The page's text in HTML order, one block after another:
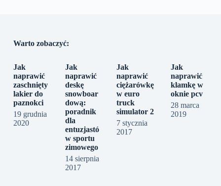
Warto zobaczyć:
Jak
naprawić
zaschnięty
lakier do
paznokci
19 grudnia
2020
Jak
naprawić
deskę
snowboar
dową:
poradnik
dla
entuzjastó
w sportu
zimowego
14 sierpnia
2017
Jak
naprawić
ciężarówkę
w euro
truck
simulator 2
7 stycznia
2017
Jak
naprawić
klamkę w
oknie pcv
28 marca
2019